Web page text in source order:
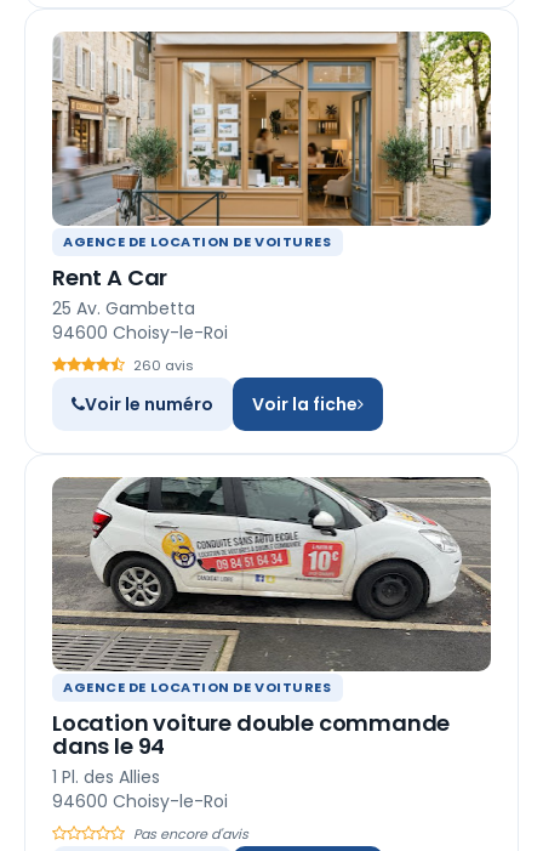
AGENCE DE LOCATION DE VOITURES
Rent A Car
25 Av. Gambetta
94600 Choisy-le-Roi
260 avis
Voir le numéro Voir la fiche
AGENCE DE LOCATION DE VOITURES
Location voiture double commande
dans le 94
1 Pl. des Allies
94600 Choisy-le-Roi
Pas encore d'avis